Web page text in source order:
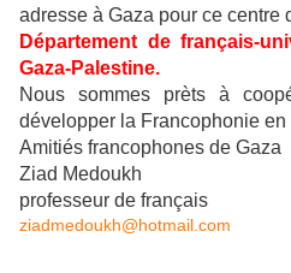
adresse à Gaza pour ce centre
Département de français-
Gaza-Palestine.
Nous sommes prèts à
développer la Francophonie en
Amitiés francophones de Gaza
Ziad Medoukh
professeur de français
ziadmedoukh@hotmail.com